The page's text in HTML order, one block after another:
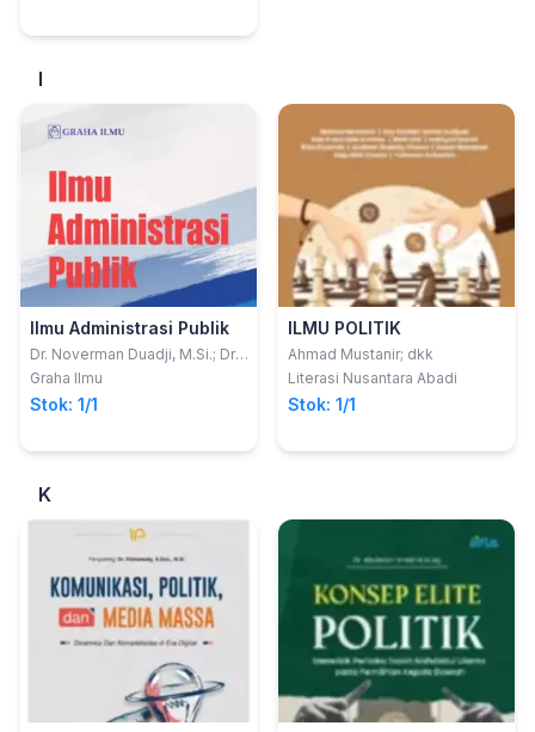
I
Ilmu Administrasi Publik
Dr. Noverman Duadji, M.Si.; Dr.
Novita Tresiana, M.Si.; Dodi
TresianaDodi Faedlulloh,
Graha Ilmu
Stok: 1/1
ILMU POLITIK
Ahmad Mustanir; dkk
Literasi Nusantara Abadi
Stok: 1/1
K